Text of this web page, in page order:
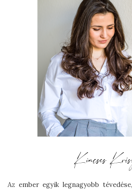
Az ember egyik legnagyobb